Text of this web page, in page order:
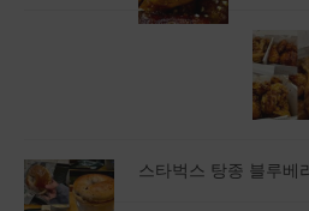
스타벅스 탕종 블루베